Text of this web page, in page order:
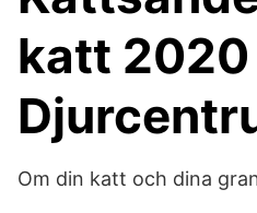
katt
Om din katt och dina